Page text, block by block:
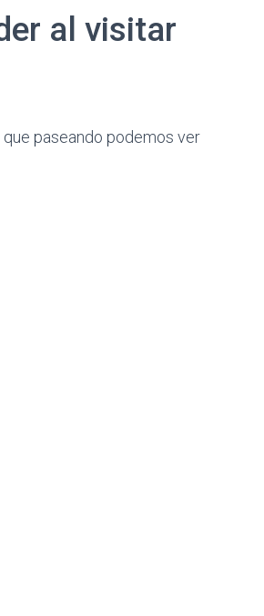
al visitar
paseando podemos ver